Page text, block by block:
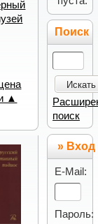
▲
Поиск
Искать
поиск
» Вход
E-Mail:
Пароль: